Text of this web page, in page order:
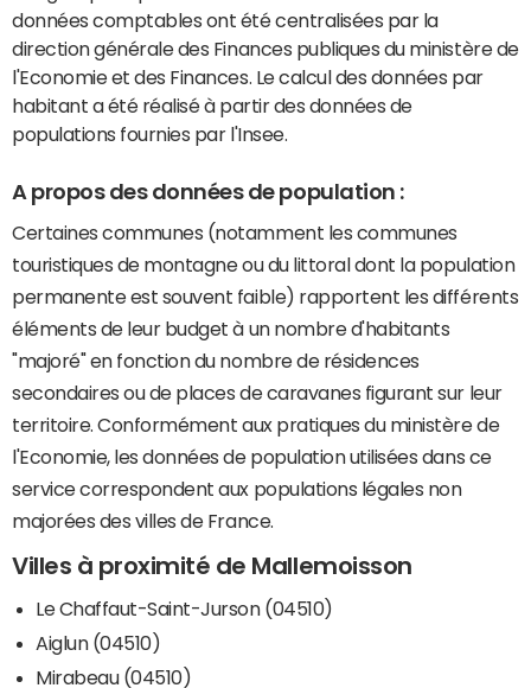
données comptables ont été centralisées par la
direction générale des Finances publiques du ministère de
l'Economie et des Finances. Le calcul des données par
habitant a été réalisé à partir des données de
populations fournies par l'Insee.
A propos des données de population :
Certaines communes (notamment les communes
touristiques de montagne ou du littoral dont la population
permanente est souvent faible) rapportent les différents
éléments de leur budget à un nombre d'habitants
"majoré" en fonction du nombre de résidences
secondaires ou de places de caravanes figurant sur leur
territoire. Conformément aux pratiques du ministère de
l'Economie, les données de population utilisées dans ce
service correspondent aux populations légales non
majorées des villes de France.
Villes à proximité de Mallemoisson
Le Chaffaut-Saint-Jurson (04510)
Aiglun (04510)
Mirabeau (04510)